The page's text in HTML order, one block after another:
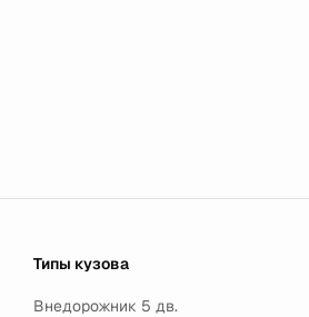
Типы кузова
Внедорожник 5 дв.